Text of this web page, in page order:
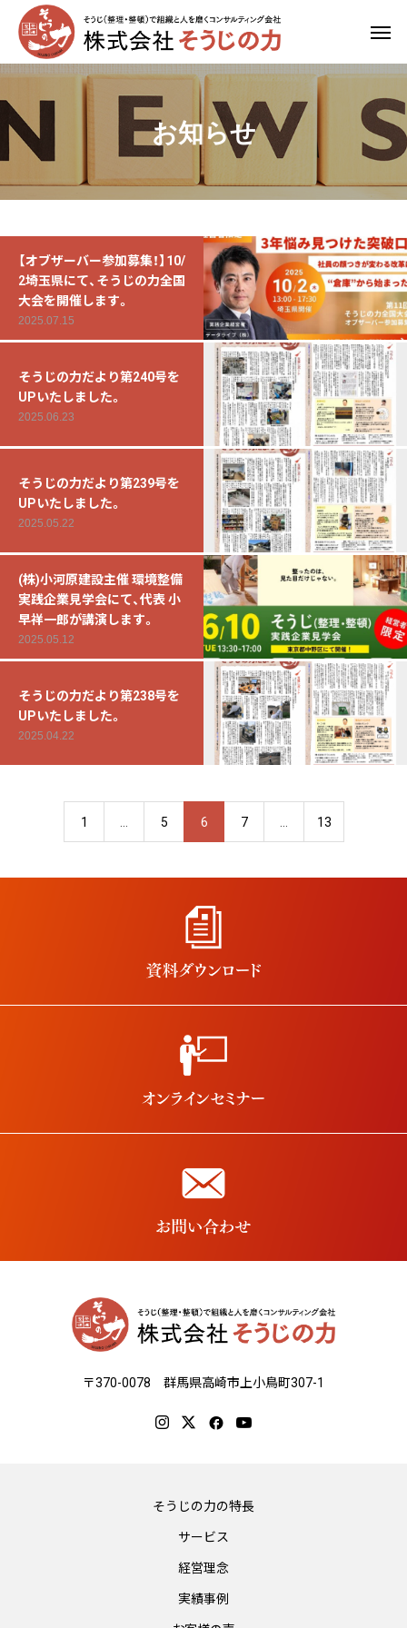
お知らせ
【オブザーバー参加募集！】10/
2埼玉県にて、そうじの力全国
大会を開催します。
2025.07.15
そうじの力だより第240号を
UPいたしました。
2025.06.23
そうじの力だより第239号を
UPいたしました。
2025.05.22
(株)小河原建設主催 環境整備
実践企業見学会にて、代表 小
早祥一郎が講演します。
2025.05.12
そうじの力だより第238号を
UPいたしました。
2025.04.22
1 5 6 7 13
〒370-0078 群馬県高崎市上小鳥町307-1
そうじの力の特長
サービス
経営理念
実績事例